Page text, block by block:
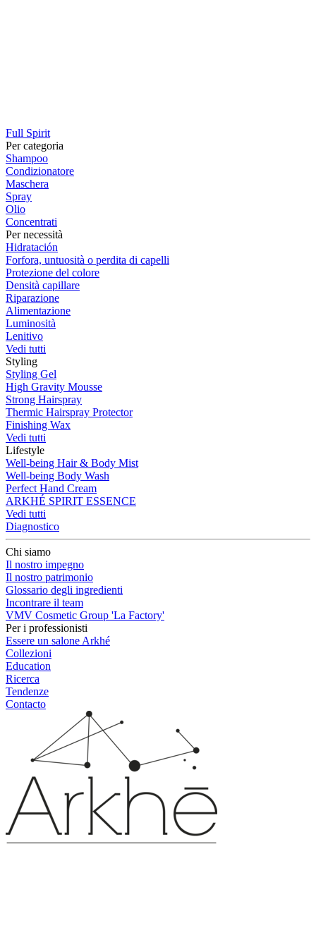
Full Spirit
Per categoria
Shampoo
Condizionatore
Maschera
Spray
Olio
Concentrati
Per necessità
Hidratación
Forfora, untuosità o perdita di capelli
Protezione del colore
Densità capillare
Riparazione
Alimentazione
Luminosità
Lenitivo
Vedi tutti
Styling
Styling Gel
High Gravity Mousse
Strong Hairspray
Thermic Hairspray Protector
Finishing Wax
Vedi tutti
Lifestyle
Well-being Hair & Body Mist
Well-being Body Wash
Perfect Hand Cream
ARKHÉ SPIRIT ESSENCE
Vedi tutti
Diagnostico
Chi siamo
Il nostro impegno
Il nostro patrimonio
Glossario degli ingredienti
Incontrare il team
VMV Cosmetic Group 'La Factory'
Per i professionisti
Essere un salone Arkhé
Collezioni
Education
Ricerca
Tendenze
Contacto